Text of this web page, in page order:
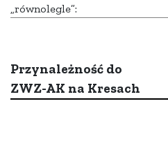
„równolegle”:
Przynależność do
ZWZ-AK na Kresach